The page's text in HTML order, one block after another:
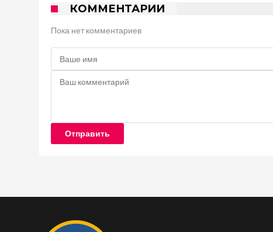
КОММЕНТАРИИ
Пока нет комментариев
Отправить